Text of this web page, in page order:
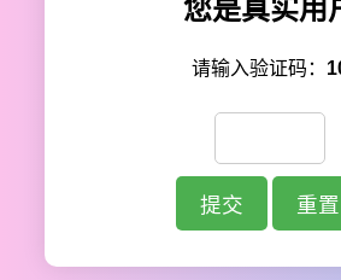
您是真实用
请输入验证码：
提交 重置